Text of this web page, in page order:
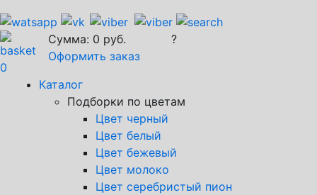
0
Сумма: 0 руб.
Оформить заказ
?
Каталог
Подборки по цветам
Цвет черный
Цвет белый
Цвет бежевый
Цвет молоко
Цвет серебристый пион